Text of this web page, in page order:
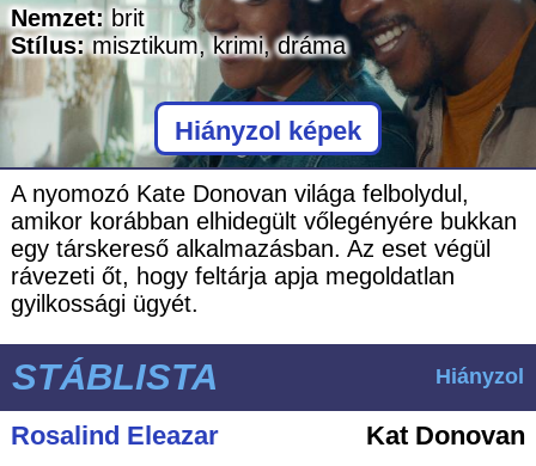
Nemzet: brit
Stílus: misztikum,krimi,dráma
Hiányzol képek
A nyomozó Kate Donovan világa felbolydul,
amikor korábban elhidegült vőlegényére bukkan
egy társkereső alkalmazásban. Az eset végül
rávezeti őt, hogy feltárja apja megoldatlan
gyilkossági ügyét.
STÁBLISTA Hiányzol
Rosalind Eleazar
Kat Donovan